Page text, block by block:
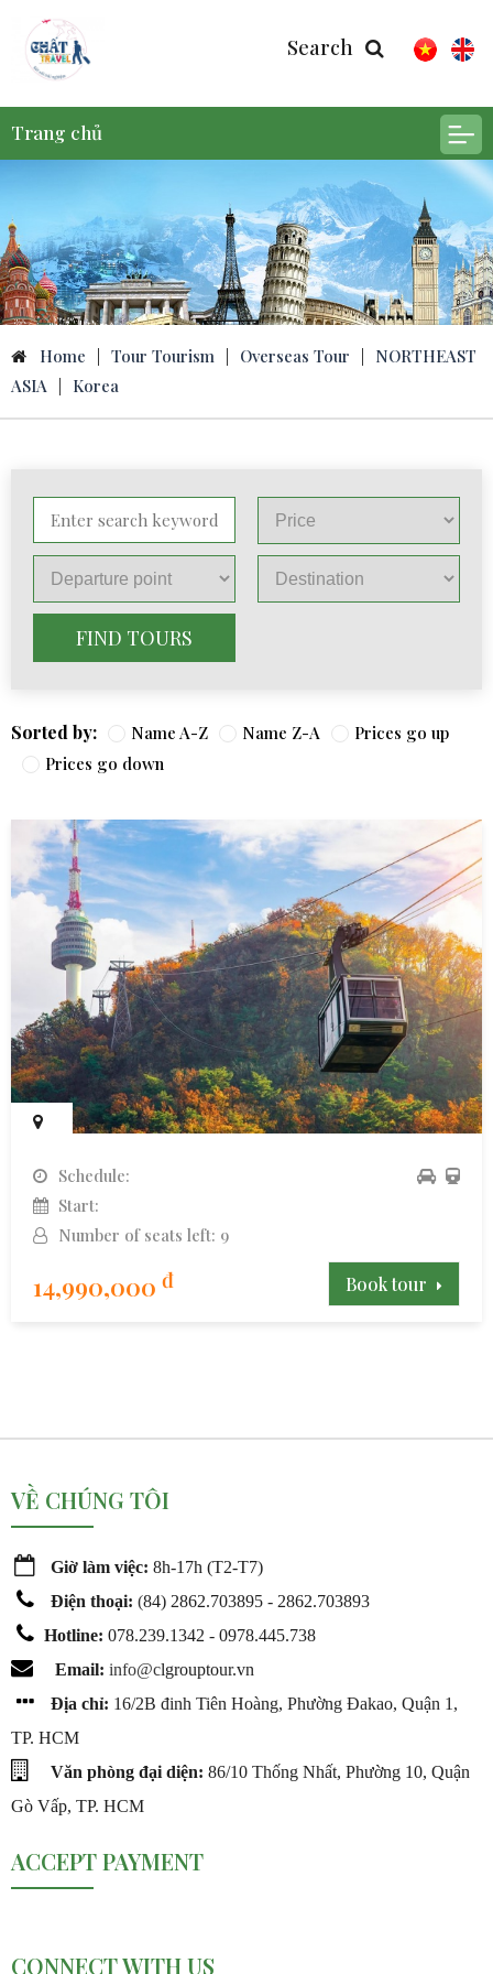
Search
Trang chủ
Home Tour Tourism Overseas Tour
NORTHEAST
ASIA
Korea
FIND TOURS
Sorted by: Name A-Z Name Z-A
Prices go up
Prices go down
Schedule:
Start:
Number of seats left: 9
14,990,000 đ Book tour
VỀ CHÚNG TÔI
Giờ làm việc: 8h-17h (T2-T7)
Điện thoại: (84) 2862.703895 - 2862.703893
Hotline: 078.239.1342 - 0978.445.738
Email: info@clgrouptour.vn
Địa chỉ: 16/2B đinh Tiên Hoàng, Phường Đakao, Quận 1,
TP. HCM
Văn phòng đại diện: 86/10 Thống Nhất, Phường 10, Quận
Gò Vấp, TP. HCM
ACCEPT PAYMENT
CONNECT WITH US